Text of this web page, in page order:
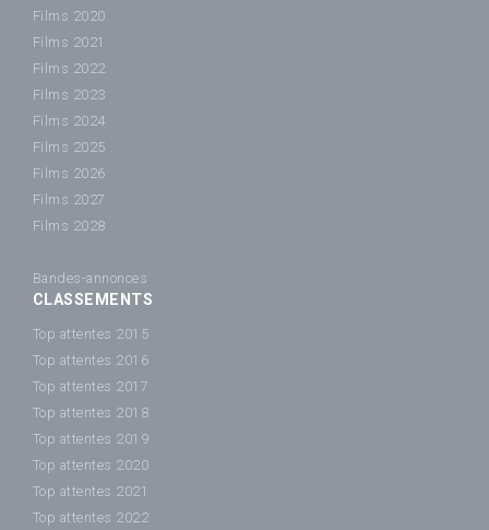
Films 2020
Films 2021
Films 2022
Films 2023
Films 2024
Films 2025
Films 2026
Films 2027
Films 2028
Bandes-annonces
CLASSEMENTS
Top attentes 2015
Top attentes 2016
Top attentes 2017
Top attentes 2018
Top attentes 2019
Top attentes 2020
Top attentes 2021
Top attentes 2022